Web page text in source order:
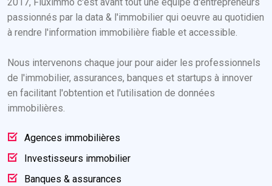
2017, Fluximmo c'est avant tout une équipe d'entrepreneurs
passionnés par la data & l'immobilier qui oeuvre au quotidien
à rendre l'information immobilière fiable et accessible.
Nous intervenons chaque jour pour aider les professionnels
de l'immobilier, assurances, banques et startups à innover
en facilitant l'obtention et l'utilisation de données
immobilières.
Agences immobilières
Investisseurs immobilier
Banques & assurances